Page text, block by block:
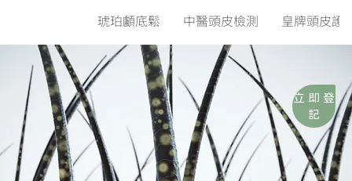
琥珀顱底鬆 中醫頭皮檢測 皇牌頭皮護
立 即 登
記